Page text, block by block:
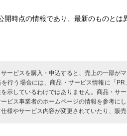
開時点の情報であり、最新のものとは
ービスを購入・申込すると、売上の一部が
を行う場合には、商品・サービス情報に「
示しているわけではありません。商品・
ビス事業者のホームページの情報を参考
様やサービス内容が変更されていたり、販